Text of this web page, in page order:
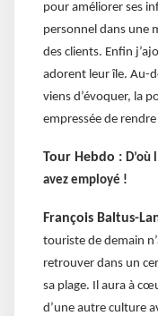
pour améliorer ses
personnel dans une
des clients. Enfin
adorent leur île. Au-
viens d’évoquer, la
empressée de
Tour Hebdo : D’où
avez employé !
François Baltus-
touriste de demain
retrouver dans un
sa plage. Il aura à
d’une autre culture